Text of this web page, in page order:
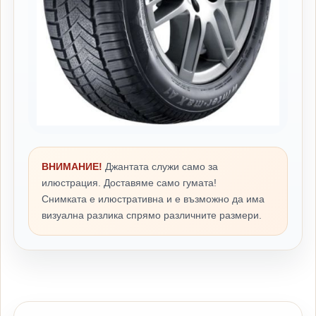
ВНИМАНИЕ! Джантата служи само за
илюстрация. Доставяме само гумата!
Снимката е илюстративна и е възможно да има
визуална разлика спрямо различните размери.